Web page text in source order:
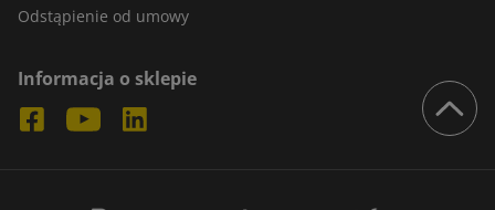
Odstąpienie od umowy
Informacja o sklepie